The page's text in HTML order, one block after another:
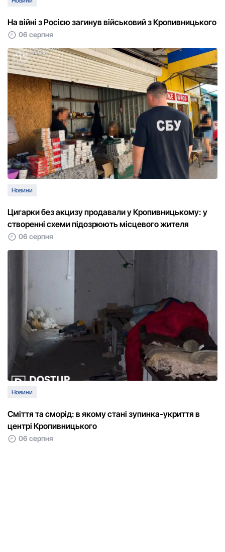
На війні з Росією загинув військовий з Кропивницького
06 серпня
Новини
Цигарки без акцизу продавали у Кропивницькому: у
створенні схеми підозрюють місцевого жителя
06 серпня
Новини
Сміття та сморід: в якому стані зупинка-укриття в
центрі Кропивницького
06 серпня